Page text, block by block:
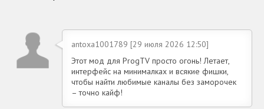
antoxa1001789 [29 июля 2026 12:50]
Этот мод для ProgTV просто огонь! Летает,
интерфейс на минималках и всякие фишки,
чтобы найти любимые каналы без заморочек
– точно кайф!